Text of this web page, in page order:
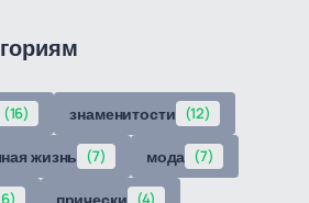
(16) знаменитости (12)
жизнь (7) мода (7)
(4)